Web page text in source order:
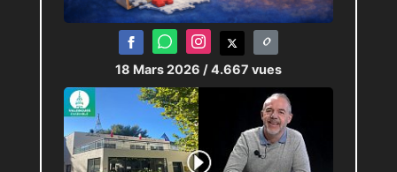
18 Mars 2026 / 4.667 vues